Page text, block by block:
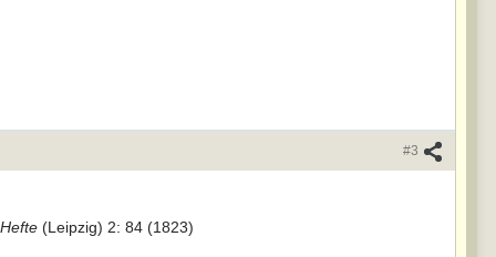
#3
(Leipzig) 2: 84 (1823)